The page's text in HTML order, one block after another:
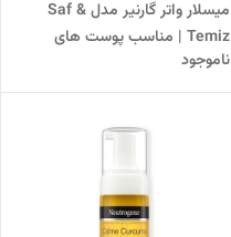
میسلار واتر گارنیر مدل Saf &
Temiz | مناسب پوست های
چرب، مختلط و حساس
ناموجود